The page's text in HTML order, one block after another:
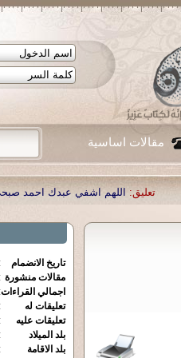
مقالات اساسية
اشفي عبدك احمد صبحي منصور تعليق:
تاريخ الانضمام :
مقالات منشورة :
اجمالي القراءات:
تعليقات له
:
تعليقات عليه
:
بلد الميلاد
بلد الاقامة